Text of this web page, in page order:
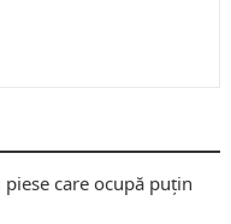
care ocupă puțin